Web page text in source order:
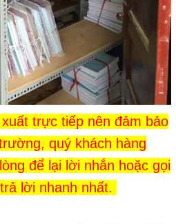
trực tiếp nên đảm bảo
quý khách hàng
để lại lời nhắn hoặc gọi
lời nhanh nhất.